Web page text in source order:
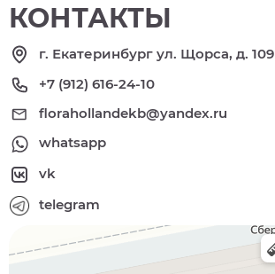
КОНТАКТЫ
г. Екатеринбург ул. Щорса, д. 109
+7 (912) 616-24-10
florahollandekb@yandex.ru
whatsapp
vk
telegram